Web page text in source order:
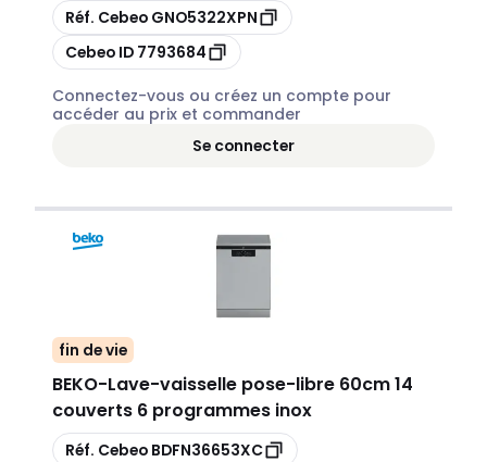
Copier
Réf. Cebeo GNO5322XPN
Copier
Cebeo ID 7793684
Connectez-vous ou créez un compte pour
accéder au prix et commander
Se connecter
fin de vie
BEKO-Lave-vaisselle pose-libre 60cm 14
couverts 6 programmes inox
Copier
Réf. Cebeo BDFN36653XC